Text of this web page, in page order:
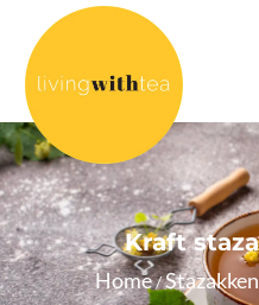
Kraft
Home/Stazakken